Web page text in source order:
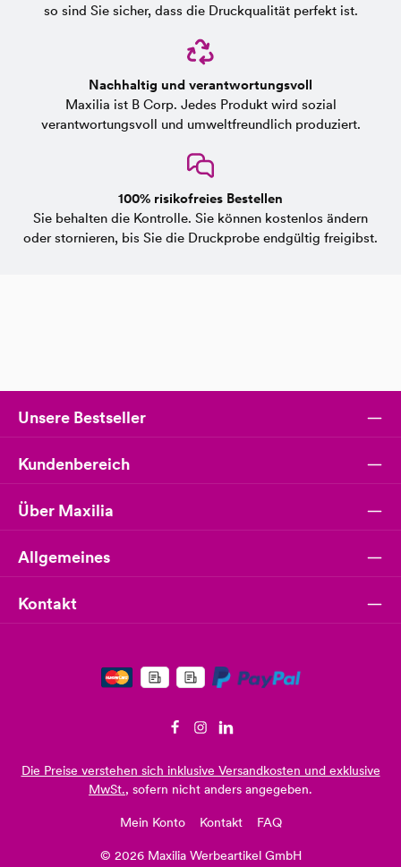
so sind Sie sicher, dass die Druckqualität perfekt ist.
Nachhaltig und verantwortungsvoll
Maxilia ist B Corp. Jedes Produkt wird sozial
verantwortungsvoll und umweltfreundlich produziert.
100% risikofreies Bestellen
Sie behalten die Kontrolle. Sie können kostenlos ändern
oder stornieren, bis Sie die Druckprobe endgültig freigibst.
Unsere Bestseller
Kundenbereich
Über Maxilia
Allgemeines
Kontakt
Die Preise verstehen sich inklusive Versandkosten und exklusive
MwSt., sofern nicht anders angegeben.
© 2026 Maxilia Werbeartikel GmbH
Mein Konto Kontakt FAQ